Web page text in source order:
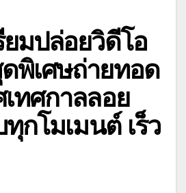
ยมปล่อยวิดีโอ
พิเศษถ่ายทอด
ทศกาลลอย
ทุกโมเมนต์ เร็ว